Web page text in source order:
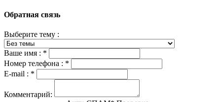
Обратная связь
Выберите тему :
Ваше имя : *
Номер телефона : *
E-mail : *
Комментарий: